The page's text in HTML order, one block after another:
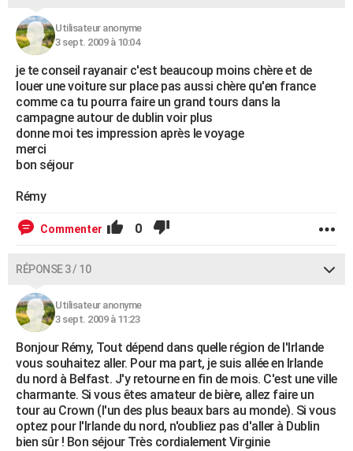
Utilisateur anonyme
3 sept. 2009 à 10:04
je te conseil rayanair c'est beaucoup moins chère et de
louer une voiture sur place pas aussi chère qu'en france
comme ca tu pourra faire un grand tours dans la
campagne autour de dublin voir plus
donne moi tes impression après le voyage
merci
bon séjour
Rémy
Commenter 0
RÉPONSE 3 / 10
Utilisateur anonyme
3 sept. 2009 à 11:23
Bonjour Rémy, Tout dépend dans quelle région de l'Irlande
vous souhaitez aller. Pour ma part, je suis allée en Irlande
du nord à Belfast. J'y retourne en fin de mois. C'est une ville
charmante. Si vous êtes amateur de bière, allez faire un
tour au Crown (l'un des plus beaux bars au monde). Si vous
optez pour l'Irlande du nord, n'oubliez pas d'aller à Dublin
bien sûr ! Bon séjour Très cordialement Virginie